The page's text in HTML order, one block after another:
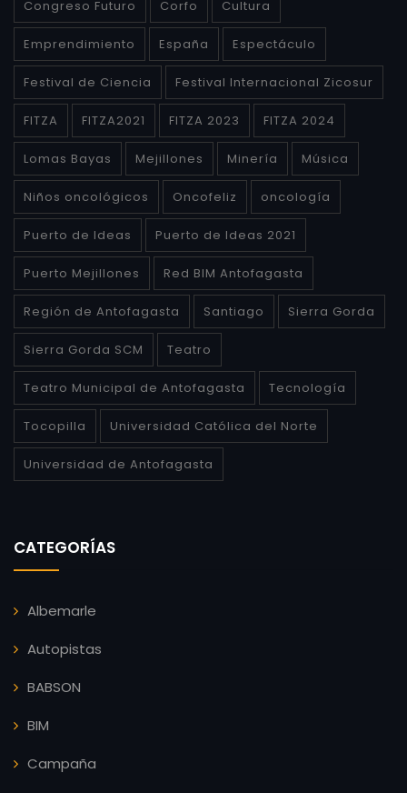
Congreso Futuro Corfo Cultura
Emprendimiento España Espectáculo
Festival de Ciencia Festival Internacional Zicosur
FITZA FITZA2021 FITZA 2023 FITZA 2024
Lomas Bayas Mejillones Minería Música
Niños oncológicos Oncofeliz oncología
Puerto de Ideas Puerto de Ideas 2021
Puerto Mejillones Red BIM Antofagasta
Región de Antofagasta Santiago Sierra Gorda
Sierra Gorda SCM Teatro
Teatro Municipal de Antofagasta Tecnología
Tocopilla Universidad Católica del Norte
Universidad de Antofagasta
CATEGORÍAS
Albemarle
Autopistas
BABSON
BIM
Campaña